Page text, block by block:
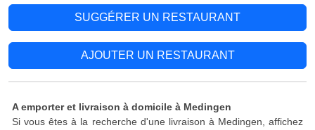
SUGGÉRER UN RESTAURANT
AJOUTER UN RESTAURANT
A emporter et livraison à domicile à Medingen
Si vous êtes à la recherche d'une livraison à Medingen, affichez